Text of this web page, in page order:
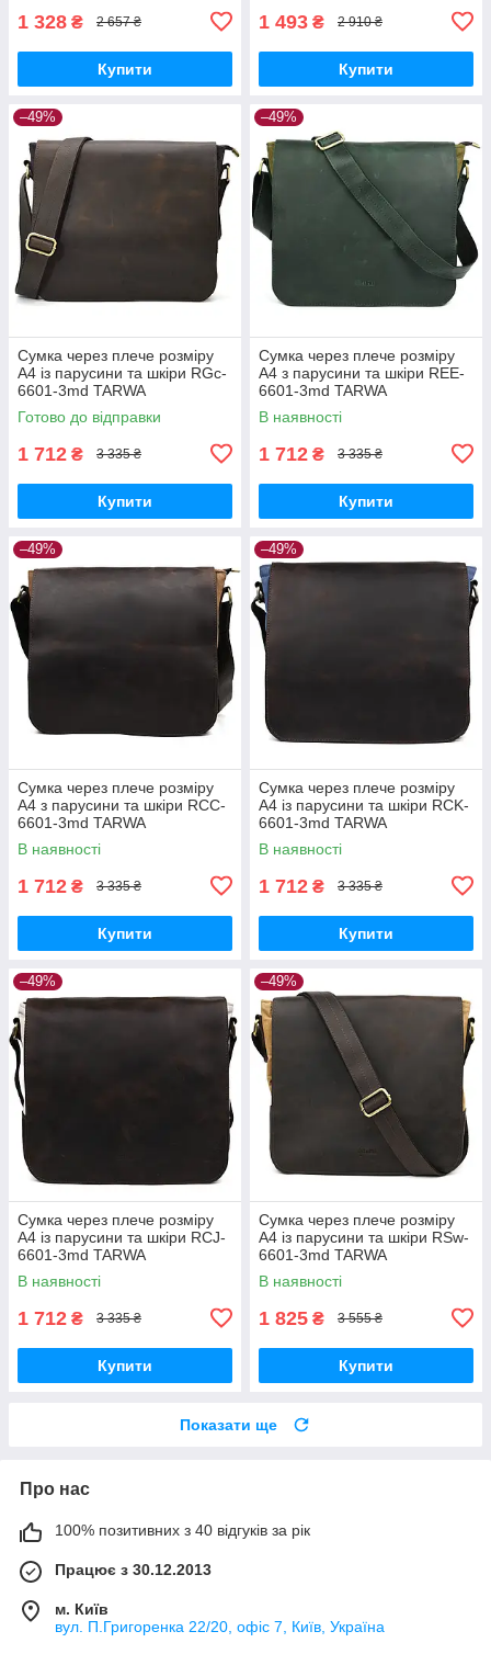
1 328 ₴ 2 657 ₴
Купити
1 493 ₴ 2 910 ₴
Купити
–49%
Сумка через плече розміру
А4 із парусини та шкіри RGc-
6601-3md TARWA
Готово до відправки
1 712 ₴ 3 335 ₴
Купити
–49%
Сумка через плече розміру
А4 з парусини та шкіри REE-
6601-3md TARWA
В наявності
1 712 ₴ 3 335 ₴
Купити
–49%
Сумка через плече розміру
А4 з парусини та шкіри RCC-
6601-3md TARWA
В наявності
1 712 ₴ 3 335 ₴
Купити
–49%
Сумка через плече розміру
А4 із парусини та шкіри RCK-
6601-3md TARWA
В наявності
1 712 ₴ 3 335 ₴
Купити
–49%
Сумка через плече розміру
А4 із парусини та шкіри RCJ-
6601-3md TARWA
В наявності
1 712 ₴ 3 335 ₴
Купити
–49%
Сумка через плече розміру
А4 із парусини та шкіри RSw-
6601-3md TARWA
В наявності
1 825 ₴ 3 555 ₴
Купити
Показати ще
Про нас
100% позитивних з 40 відгуків за рік
Працює з 30.12.2013
м. Київ
вул. П.Григоренка 22/20, офіс 7, Київ, Україна